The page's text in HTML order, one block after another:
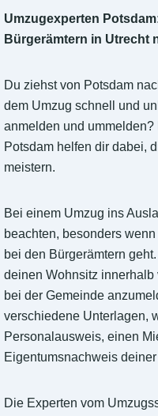
Umzugexperten
Bürgerämtern in Utrecht
Du ziehst von Potsdam
dem Umzug schnell und
anmelden und
Potsdam helfen dir dabei,
meistern.
Bei einem Umzug ins
beachten, besonders
bei den Bürgerämtern
deinen Wohnsitz innerhalb
bei der Gemeinde
verschiedene Unterlagen,
Personalausweis, einen
Eigentumsnachweis
Die Experten vom